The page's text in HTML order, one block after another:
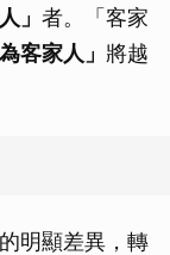
」 者。「客家
客家人」 將越
明顯差異，轉